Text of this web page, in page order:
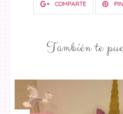
COMPARTE
También te